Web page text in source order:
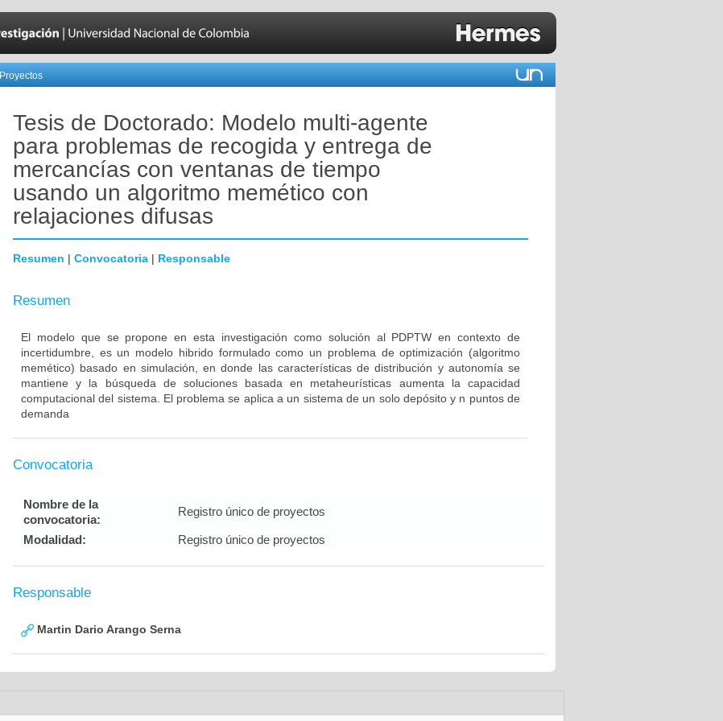
Proyectos
Tesis de Doctorado: Modelo multi-agente
para problemas de recogida y entrega de
mercancías con ventanas de tiempo
usando un algoritmo memético con
relajaciones difusas
Resumen | Convocatoria | Responsable
Resumen
El modelo que se propone en esta investigación como solución al PDPTW en contexto de
incertidumbre, es un modelo hibrido formulado como un problema de optimización (algoritmo
memético) basado en simulación, en donde las características de distribución y autonomía se
mantiene y la búsqueda de soluciones basada en metaheurísticas aumenta la capacidad
computacional del sistema. El problema se aplica a un sistema de un solo depósito y n puntos de
demanda
Convocatoria
Nombre de la
convocatoria:
Registro único de proyectos
Modalidad: Registro único de proyectos
Responsable
Martin Dario Arango Serna